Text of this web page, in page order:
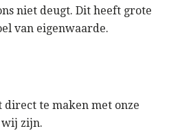
niet deugt. Dit heeft grote
van eigenwaarde.
direct te maken met onze
zijn.